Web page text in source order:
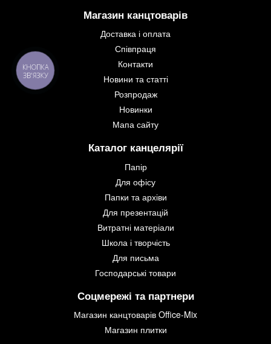
Магазин канцтоварів
Доставка і оплата
Співпраця
Контакти
Новини та статті
Розпродаж
Новинки
Мапа сайту
Каталог канцелярії
Папір
Для офісу
Папки та архіви
Для презентацій
Витратні матеріали
Школа і творчість
Для письма
Господарські товари
Соцмережі та партнери
Магазин канцтоварів Office-Mix
Магазин плитки
КНОПКА
ЗВ'ЯЗКУ